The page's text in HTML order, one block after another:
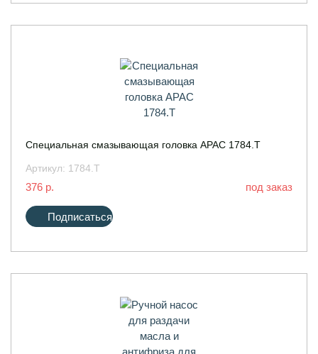
Специальная смазывающая головка APAC 1784.T
Артикул: 1784.T
376 р. под заказ
Подписаться